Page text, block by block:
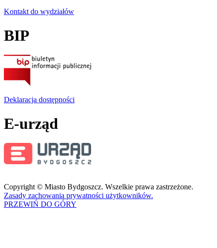
Kontakt do wydziałów
BIP
Deklaracja dostępności
E-urząd
Copyright © Miasto Bydgoszcz. Wszelkie prawa zastrzeżone.
Zasady zachowania prywatności użytkowników.
PRZEWIŃ DO GÓRY